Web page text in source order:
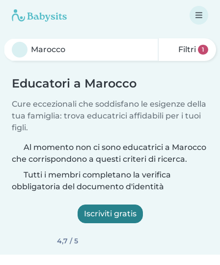
Filtri 1
Educatori a Marocco
Cure eccezionali che soddisfano le esigenze della
tua famiglia: trova educatrici affidabili per i tuoi
figli.
Al momento non ci sono educatrici a Marocco
che corrispondono a questi criteri di ricerca.
Tutti i membri completano la verifica
obbligatoria del documento d'identità
Iscriviti gratis
4,7 / 5